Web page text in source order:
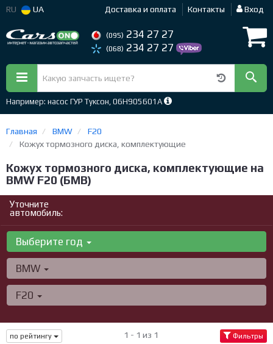
RU UA Доставка и оплата Контакты Вход
(095) 234 27 27
(068) 234 27 27
Например: насос ГУР Туксон, 06H905601A
Главная BMW
F20
Кожух тормозного диска, комплектующие
Кожух тормозного диска, комплектующие на
BMW F20 (БМВ)
Уточните
автомобиль:
Выберите год
BMW
F20
по рейтингу 1 - 1 из 1 Фильтры